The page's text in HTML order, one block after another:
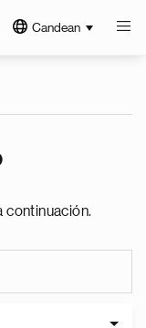
Candean
continuación.